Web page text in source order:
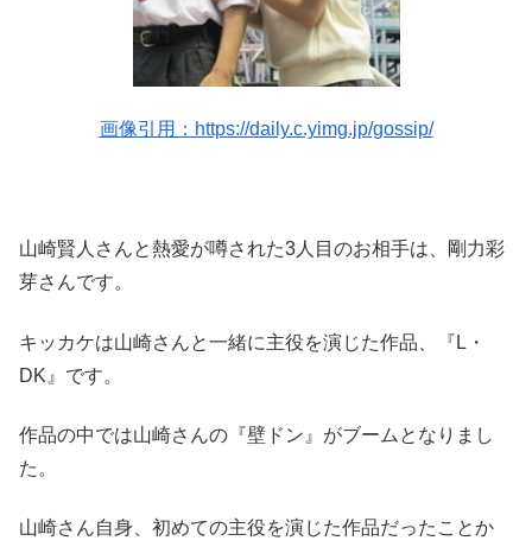
画像引用：https://daily.c.yimg.jp/gossip/
山崎賢人さんと熱愛が噂された3人目のお相手は、剛力彩
芽さんです。
キッカケは山崎さんと一緒に主役を演じた作品、『L・
DK』です。
作品の中では山崎さんの『壁ドン』がブームとなりまし
た。
山崎さん自身、初めての主役を演じた作品だったことか